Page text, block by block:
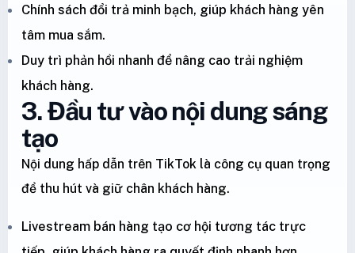
Chính sách đổi trả minh bạch, giúp khách hàng yên
tâm mua sắm.
Duy trì phản hồi nhanh để nâng cao trải nghiệm
khách hàng.
3. Đầu tư vào nội dung sáng
tạo
Nội dung hấp dẫn trên TikTok là công cụ quan trọng
để thu hút và giữ chân khách hàng.
Livestream bán hàng tạo cơ hội tương tác trực